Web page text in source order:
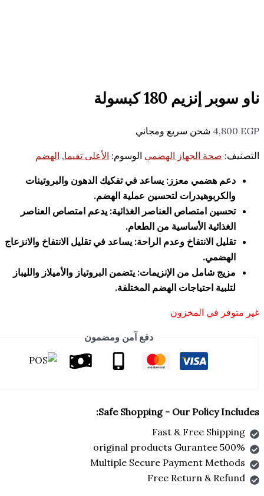
180 كبسولة
شحن سريع ومجاني
الجهاز الهضمي الوسوم:الأعلى تقيما ,الهضم
معزز: يساعد في تفكيك الدهون والبروتينات
لتحسين عملية الهضم.
امتصاص العناصر الغذائية: يدعم امتصاص العناصر
الأساسية من الطعام.
الانتفاخ وعدم الراحة: يساعد في تقليل الانتفاخ والانزعاج
من الإنزيمات: يتضمن البروتياز والأميلاز والليباز
احتياجات الهضم المختلفة.
المخزون
دفع آمن ومضمون
Safe Shopping - Our
Fast & Free
Multiple Secure Payment
Free Return &